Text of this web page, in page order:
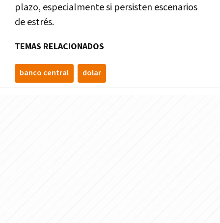
plazo, especialmente si persisten escenarios
de estrés.
TEMAS RELACIONADOS
banco central dolar